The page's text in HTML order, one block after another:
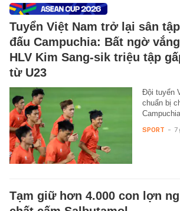
Tuyển Việt Nam trở lại sân
đấu Campuchia: Bất ngờ
HLV Kim Sang-sik triệu tập
từ U23
Đội tuyển
chuẩn bị
SPORT - 7
Tạm giữ hơn 4.000 con lợn